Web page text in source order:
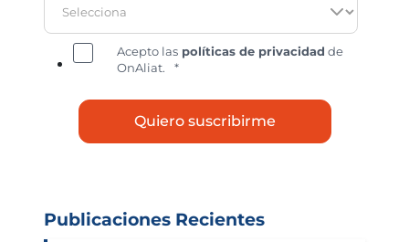
Acepto las políticas de privacidad de
OnAliat.
*
Publicaciones Recientes